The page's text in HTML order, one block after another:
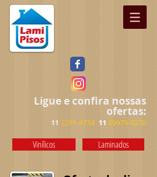
Ligue e confira nossas
ofertas:
112291-4734 1199979-9270
Vinílicos Laminados